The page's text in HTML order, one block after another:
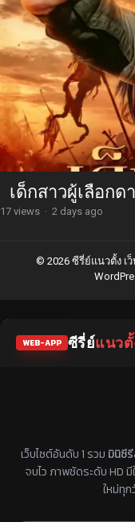
เด็กสาวผู้เลือกด
17 views · 2 days ago
© 2026 ซีรี่ย์แนวตั้ง
WEB-APP ซีรี่ย์แนวตั้
เว็บไซต์อันดับ 1 รวม มินิซี
จบไว ภาพชัดระดับ HD มี
ใหม่ทุ